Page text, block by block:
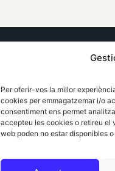
Per oferir-vos la millor
cookies per emmagatzemar i/o
consentiment ens permet
accepteu les cookies o retireu el
web poden no estar disponibles